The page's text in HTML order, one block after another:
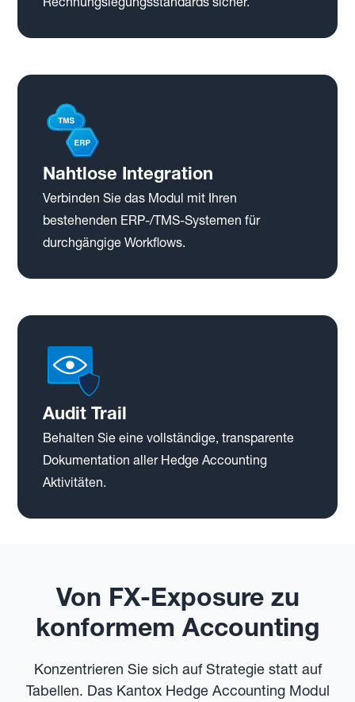
Nahtlose Integration
Verbinden Sie das Modul mit Ihren
bestehenden ERP-/TMS-Systemen für
durchgängige Workflows.
Audit Trail
Behalten Sie eine vollständige, transparente
Dokumentation aller Hedge Accounting
Aktivitäten.
Von FX-Exposure zu
konformem Accounting
Konzentrieren Sie sich auf Strategie statt auf
Tabellen. Das Kantox Hedge Accounting Modul